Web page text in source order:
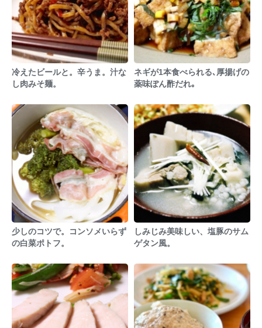
冷えたビールと。辛うま。汁な
し肉みそ麺。
ネギが1本食べられる､厚揚げの
薬味ぽん酢だれ｡
少しのコツで。コンソメいらず
の白菜ポトフ。
しみじみ美味しい、塩豚のサム
ゲタン風。